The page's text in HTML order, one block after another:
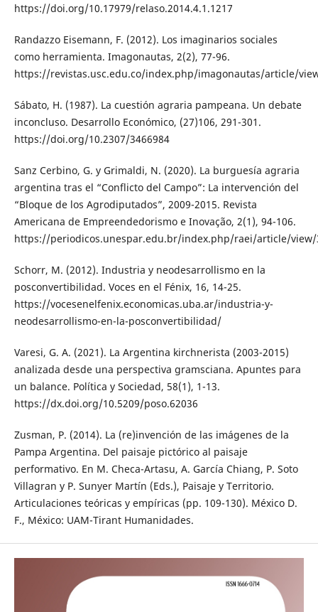
https://doi.org/10.17979/relaso.2014.4.1.1217
Randazzo Eisemann, F. (2012). Los imaginarios sociales
como herramienta. Imagonautas, 2(2), 77-96.
https://revistas.usc.edu.co/index.php/imagonautas/article/
Sábato, H. (1987). La cuestión agraria pampeana. Un debate
inconcluso. Desarrollo Económico, (27)106, 291-301.
https://doi.org/10.2307/3466984
Sanz Cerbino, G. y Grimaldi, N. (2020). La burguesía agraria
argentina tras el “Conflicto del Campo”: La intervención del
“Bloque de los Agrodiputados”, 2009-2015. Revista
Americana de Empreendedorismo e Inovação, 2(1), 94-106.
https://periodicos.unespar.edu.br/index.php/raei/article/view/
Schorr, M. (2012). Industria y neodesarrollismo en la
posconvertibilidad. Voces en el Fénix, 16, 14-25.
https://vocesenelfenix.economicas.uba.ar/industria-y-
neodesarrollismo-en-la-posconvertibilidad/
Varesi, G. A. (2021). La Argentina kirchnerista (2003-2015)
analizada desde una perspectiva gramsciana. Apuntes para
un balance. Política y Sociedad, 58(1), 1-13.
https://dx.doi.org/10.5209/poso.62036
Zusman, P. (2014). La (re)invención de las imágenes de la
Pampa Argentina. Del paisaje pictórico al paisaje
performativo. En M. Checa-Artasu, A. García Chiang, P. Soto
Villagran y P. Sunyer Martín (Eds.), Paisaje y Territorio.
Articulaciones teóricas y empíricas (pp. 109-130). México D.
F., México: UAM-Tirant Humanidades.